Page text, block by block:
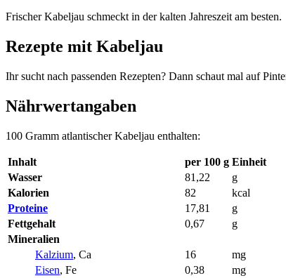
Frischer Kabeljau schmeckt in der kalten Jahreszeit am besten.
Rezepte mit Kabeljau
Ihr sucht nach passenden Rezepten? Dann schaut mal auf
Nährwertangaben
100 Gramm atlantischer Kabeljau enthalten:
Inhalt per 100 g Einheit
Wasser
81,22
g
Kalorien
82
kcal
Proteine
17,81
g
Fettgehalt
0,67
g
Mineralien
Kalzium, Ca 16
mg
Eisen, Fe 0,38
mg